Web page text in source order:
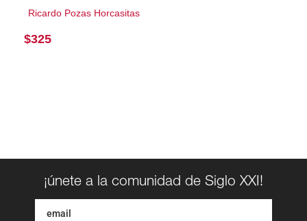
Ricardo Pozas Horcasitas
$325
¡únete a la comunidad de Siglo XXI!